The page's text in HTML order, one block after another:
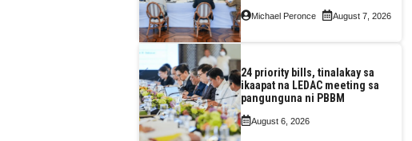
Assessment Reform Act
Michael Peronce August 7, 2026
24 priority bills, tinalakay sa
ikaapat na LEDAC meeting sa
pangunguna ni PBBM
August 6, 2026